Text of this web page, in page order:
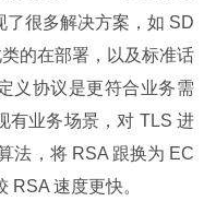
很多解决方案，如 SD
的在部署，以及标准话
义协议是更符合业务需
有业务场景，对 TLS 进
法，将 RSA 跟换为 EC
RSA 速度更快。